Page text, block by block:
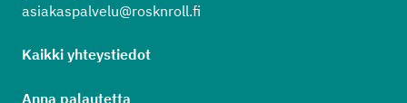
asiakaspalvelu@rosknroll.fi
Kaikki yhteystiedot
Anna palautetta